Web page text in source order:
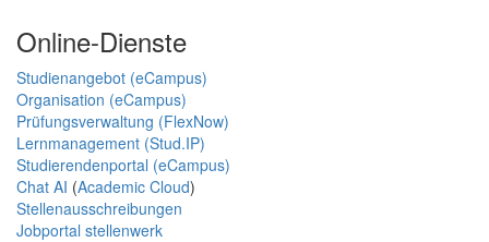
Online-Dienste
Studienangebot (eCampus)
Organisation (eCampus)
Prüfungsverwaltung (FlexNow)
Lernmanagement (Stud.IP)
Studierendenportal (eCampus)
Chat AI (Academic Cloud)
Stellenausschreibungen
Jobportal stellenwerk